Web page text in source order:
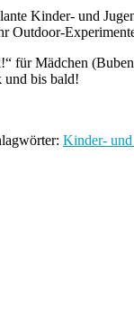
Kinder- und
Outdoor-
für Mädchen
und bis bald!
Kinder- und